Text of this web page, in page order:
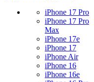
iPhone 17 Pro
iPhone 17 Pro
Max
iPhone 17e
iPhone 17
iPhone Air
iPhone 16
iPhone 16e